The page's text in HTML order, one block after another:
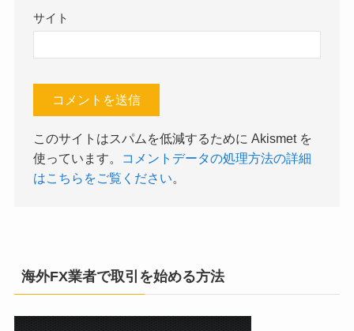
サイト
このサイトはスパムを低減するために Akismet を
使っています。
コメントデータの処理方法の詳細
はこちらをご覧ください。
海外FX業者で取引を始める方法